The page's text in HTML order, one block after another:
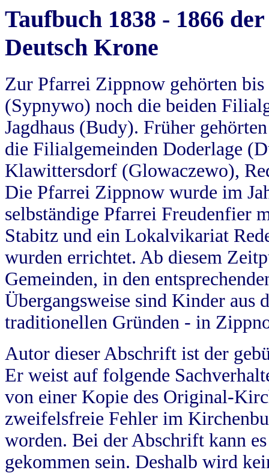
Taufbuch 1838 - 1866
Deutsch Krone
Zur Pfarrei Zippnow gehörten
(Sypnywo) noch die beiden
Jagdhaus (Budy). Früher
die Filialgemeinden Doderlage
Klawittersdorf (Glowaczewo),
Die Pfarrei Zippnow wurde im
selbständige Pfarrei Freudenfier
Stabitz und ein Lokalvikariat
wurden errichtet. Ab diesem
Gemeinden, in den
Übergangsweise sind Kinder aus
traditionellen Gründen - in
Autor dieser Abschrift ist der
Er weist auf folgende
von einer Kopie des Original-
zweifelsfreie Fehler im
worden. Bei der Abschrift kann
gekommen sein. Deshalb wird